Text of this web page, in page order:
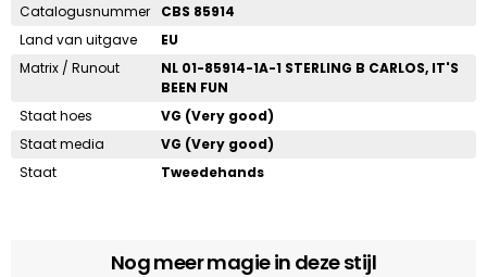
Catalogusnummer
CBS 85914
Land van uitgave
EU
Matrix / Runout
NL 01-85914-1A-1 STERLING B CARLOS, IT'S
BEEN FUN
Staat hoes
VG (Very good)
Staat media
VG (Very good)
Staat
Tweedehands
Nog meer magie in deze stijl